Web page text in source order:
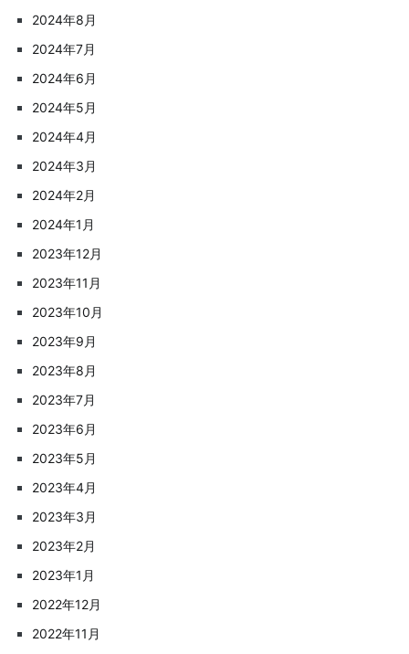
2024年8月
2024年7月
2024年6月
2024年5月
2024年4月
2024年3月
2024年2月
2024年1月
2023年12月
2023年11月
2023年10月
2023年9月
2023年8月
2023年7月
2023年6月
2023年5月
2023年4月
2023年3月
2023年2月
2023年1月
2022年12月
2022年11月